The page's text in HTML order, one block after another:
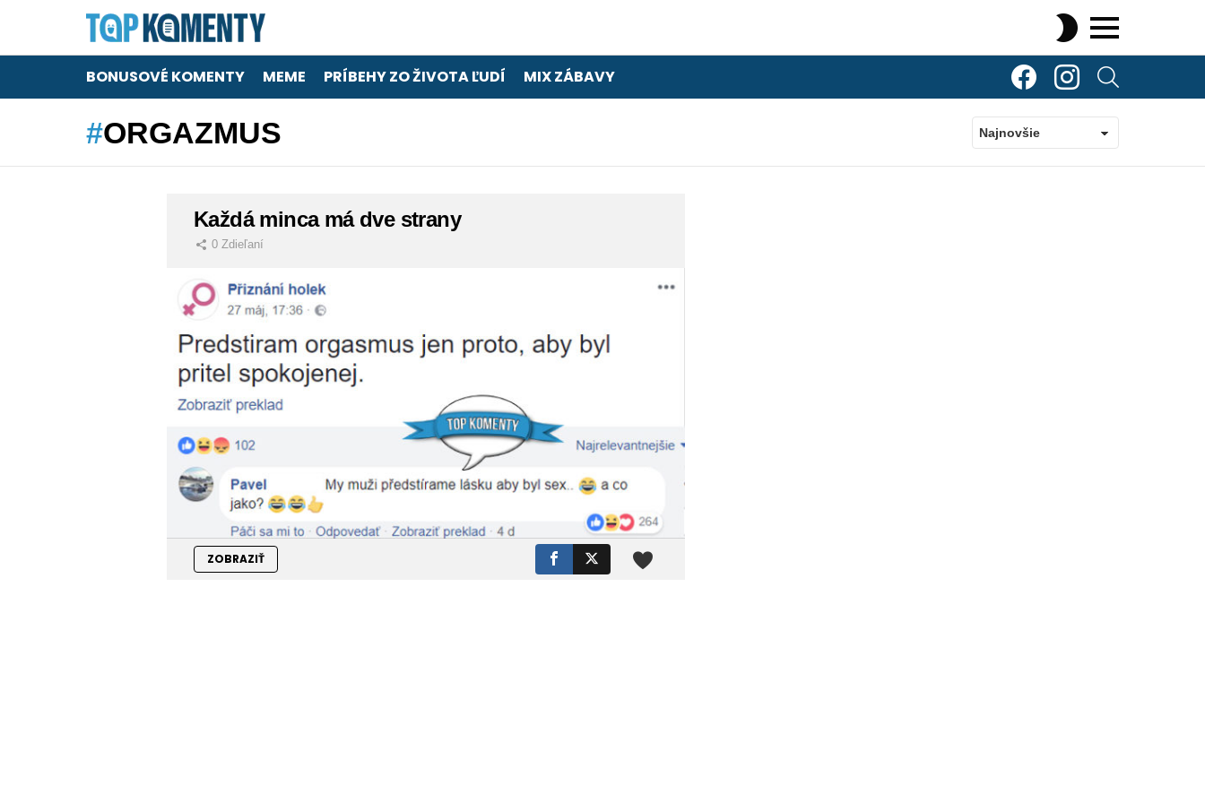
SKIN
BONUSOVÉ KOMENTY MEME PRÍBEHY ZO ŽIVOTA ĽUDÍ MIX ZÁBAVY
TOP KomentyTOP Komenty
ORGAZMUS
STORIES
Každá minca má dve strany
0 Zdieľaní
ZOBRAZIŤ